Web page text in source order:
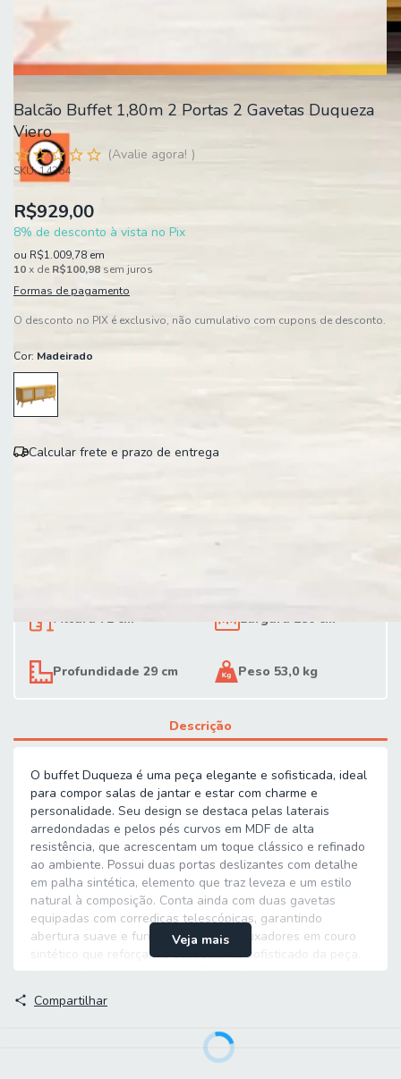
Balcão Buffet 1,80m 2 Portas 2 Gavetas Duqueza
Viero
Avalie agora!
SKU:14364
R$929,00
8% de desconto à vista no Pix
ou R$1.009,78 em
10x de R$100,98 sem juros
Formas de pagamento
O desconto no PIX é exclusivo, não cumulativo com cupons de desconto.
Cor: Madeirado
Calcular frete e prazo de entrega
Altura 71 cm Largura 180 cm
Profundidade 29 cm Peso 53,0 kg
Descrição
O buffet Duqueza é uma peça elegante e sofisticada, ideal
para compor salas de jantar e estar com charme e
personalidade. Seu design se destaca pelas laterais
arredondadas e pelos pés curvos em MDF de alta
resistência, que acrescentam um toque clássico e refinado
ao ambiente. Possui duas portas deslizantes com detalhe
em palha sintética, elemento que traz leveza e um estilo
natural à composição. Conta ainda com duas gavetas
equipadas com corrediças telescópicas, garantindo
abertura suave e funcional, além de puxadores em couro
sintético que reforçam o acabamento sofisticado da peça.
decorativos, unindo beleza, praticidade e qualidade em um
Veja mais
Compartilhar